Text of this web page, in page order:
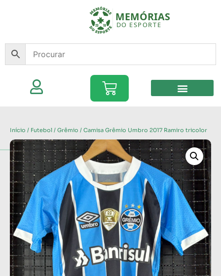
Início / Futebol / Grêmio / Camisa Grêmio Umbro 2017 Ramiro tricolor